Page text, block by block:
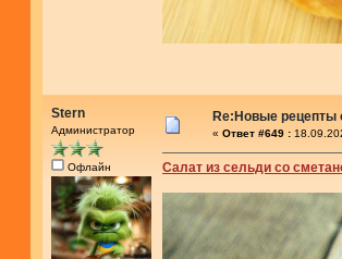
Stern
Администратор
Офлайн
Re:Новые рецепты
« Ответ #649 :
Салат из сельди со